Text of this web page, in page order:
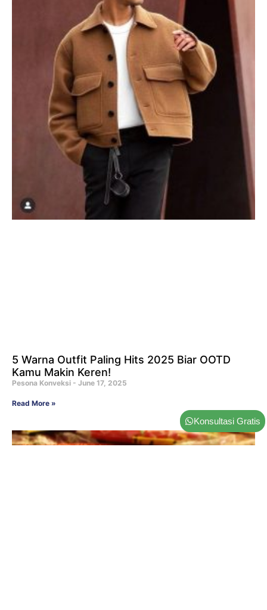
5 Warna Outfit Paling Hits 2025 Biar OOTD
Kamu Makin Keren!
Pesona Konveksi June 17, 2025
Read More »
Konsultasi Gratis